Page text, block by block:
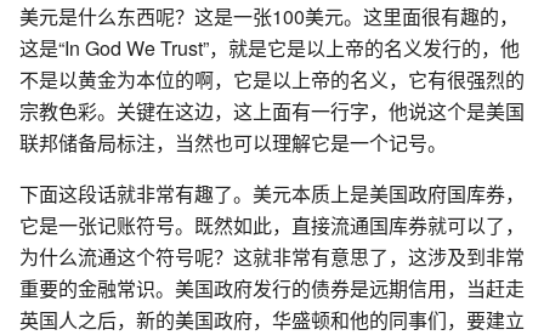
美元是什么东西呢？这是一张100美元。这里面很有趣的，
这是“In God We Trust”，就是它是以上帝的名义发行的，他
不是以黄金为本位的啊，它是以上帝的名义，它有很强烈的
宗教色彩。关键在这边，这上面有一行字，他说这个是美国
联邦储备局标注，当然也可以理解它是一个记号。
下面这段话就非常有趣了。美元本质上是美国政府国库券，
它是一张记账符号。既然如此，直接流通国库券就可以了，
为什么流通这个符号呢？这就非常有意思了，这涉及到非常
重要的金融常识。美国政府发行的债券是远期信用，当赶走
英国人之后，新的美国政府，华盛顿和他的同事们，要建立